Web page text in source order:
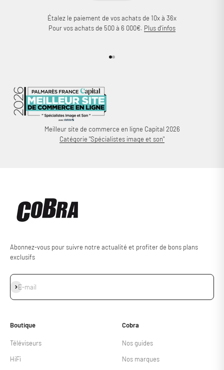
Étalez le paiement de vos achats de 10x à 36x
Pour vos achats de 500 à 6 000€. Plus d'infos
Aller à l'élément 1
Aller à l'élément 2
Meilleur site de commerce en ligne Capital 2026
Catégorie "Spécialistes image et son"
Abonnez-vous pour suivre notre actualité et profiter de bons plans
exclusifs
E-mail
S'inscrire
Boutique
Téléviseurs
HiFi
Cobra
Nos guides
Nos marques